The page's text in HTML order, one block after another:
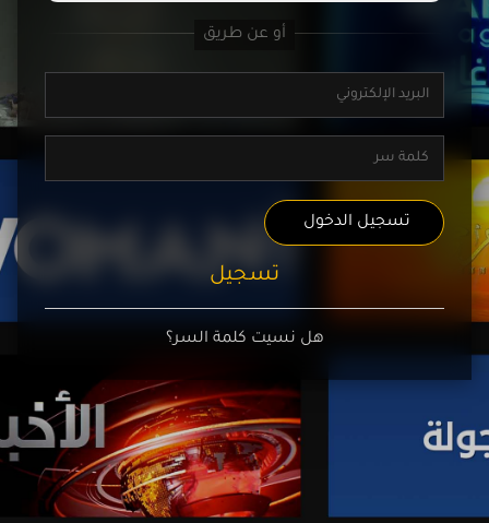
تسجيل الدخول
تسجيل
هل نسيت كلمة السر؟